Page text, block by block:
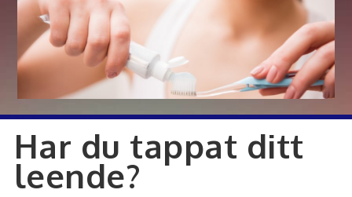
Har du tappat ditt
leende?